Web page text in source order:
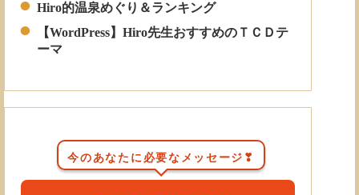
Hiro的温泉めぐり＆ランキング
【WordPress】Hiro先生おすすめのＴＣＤテ
ーマ
今のあなたに必要なメッセージ❣